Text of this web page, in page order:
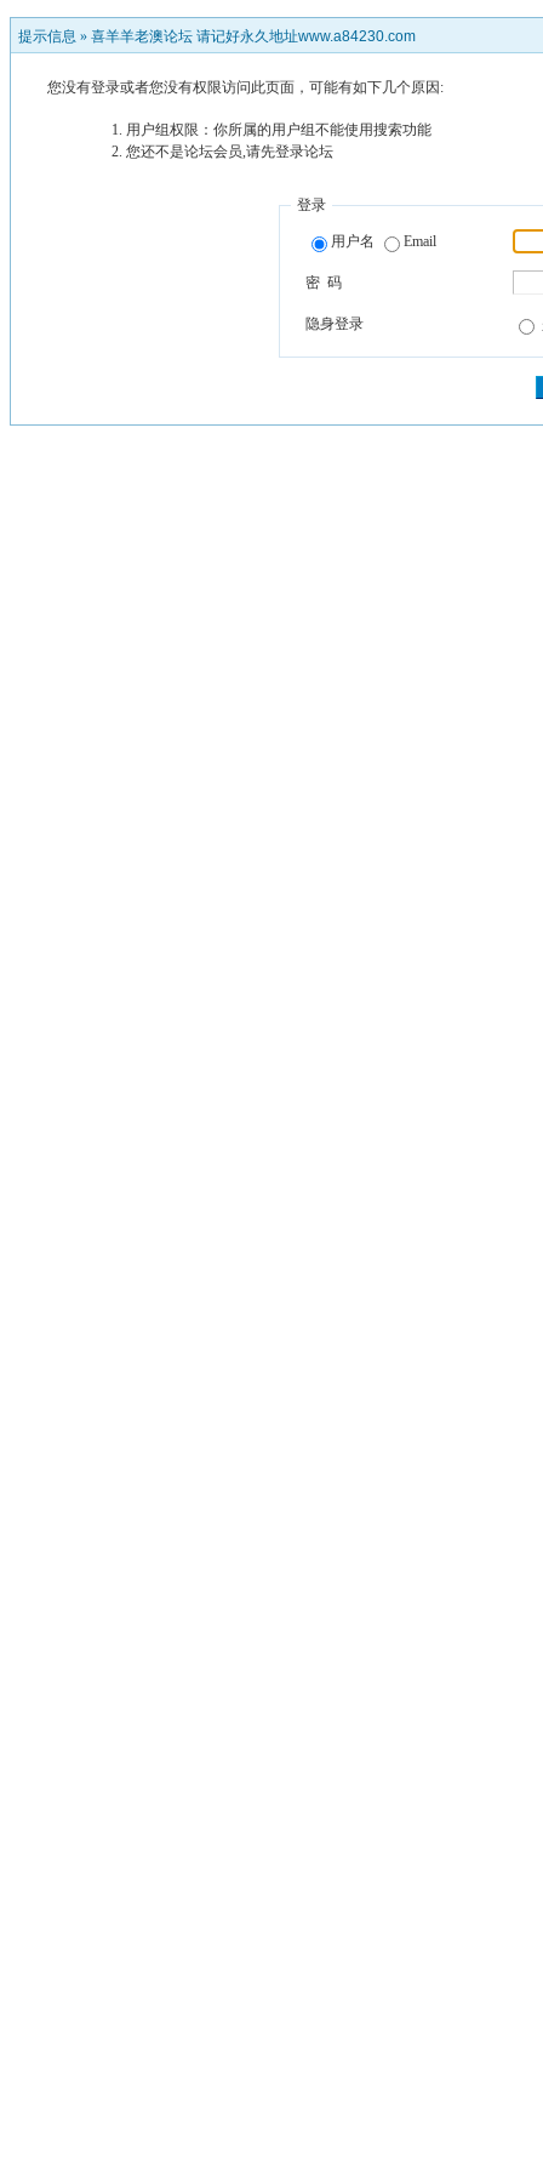
提示信息 » 喜羊羊老澳论坛 请记好永久地址www.a84230.com
您没有登录或者您没有权限访问此页面，可能有如下几个原因:
用户组权限：你所属的用户组不能使用搜索功能
您还不是论坛会员,请先登录论坛
登录
用户名 Email
密 码
隐身登录